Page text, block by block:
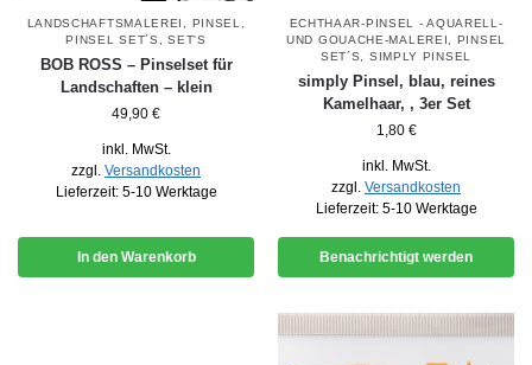
LANDSCHAFTSMALEREI PINSEL
PINSEL SET´S
,SET'S
BOB ROSS – Pinselset für
Landschaften – klein
49,90 €
inkl. MwSt.
zzgl. Versandkosten
Lieferzeit: 5-10 Werktage
In den Warenkorb
ECHTHAAR-PINSEL - AQUARELL-
UND GOUACHE-MALEREI
PINSEL
SET´S
SIMPLY PINSEL
simply Pinsel, blau, reines
Kamelhaar, , 3er Set
1,80 €
inkl. MwSt.
zzgl. Versandkosten
Lieferzeit: 5-10 Werktage
Benachrichtigt werden